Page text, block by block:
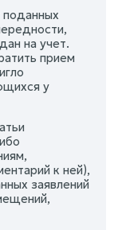
на учет.
прием
у
к ней),
заявлений